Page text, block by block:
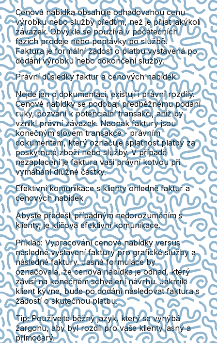
Cenová nabídka obsahuje odhadovanou cenu
výrobku nebo služby předtím, než je přijat jakýkoli
závazek. Obvykle se používá v počátečních
fázích prodeje nebo poptávky po službě.
Faktura je formální žádost o platbu vystavená po
dodání výrobku nebo dokončení služby.
Právní důsledky faktur a cenových nabídek
Nejde jen o dokumentaci, existují i právní rozdíly.
Cenové nabídky se podobají předběžnému podání
ruky, pozvání k potenciální transakci, aniž by
vznikl právní závazek. Naopak faktury jsou
konečným slovem transakce - právním
dokumentem, který označuje splatnost platby za
poskytnuté zboží nebo služby. V případě
nezaplacení je faktura vaší právní kotvou při
vymáhání dlužné částky.
Efektivní komunikace s klienty ohledně faktur a
cenových nabídek
Abyste předešli případným nedorozuměním s
klienty, je klíčová efektivní komunikace.
Příklad: Vypracování cenové nabídky versus
následné vystavení faktury pro grafické služby a
následné faktury. Jasná formulace by
označovala, že cenová nabídka je odhad, který
závisí na konečném schválení návrhu. Jakmile
klient kývne, bude po dodání následovat faktura s
žádostí o skutečnou platbu.
Tip: Používejte běžný jazyk, který se vyhýbá
žargonu, aby byl rozdíl pro vaše klienty jasný a
přímočarý.